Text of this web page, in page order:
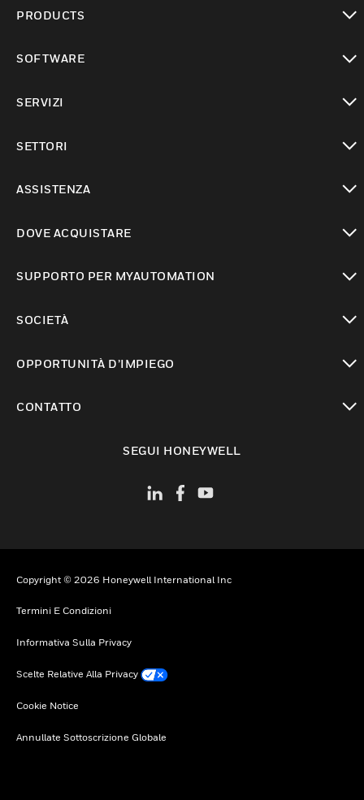
PRODUCTS
SOFTWARE
SERVIZI
SETTORI
ASSISTENZA
DOVE ACQUISTARE
SUPPORTO PER MYAUTOMATION
SOCIETÀ
OPPORTUNITÀ D’IMPIEGO
CONTATTO
SEGUI HONEYWELL
Copyright © 2026 Honeywell International Inc
Termini E Condizioni
Informativa Sulla Privacy
Scelte Relative Alla Privacy
Cookie Notice
Annullate Sottoscrizione Globale